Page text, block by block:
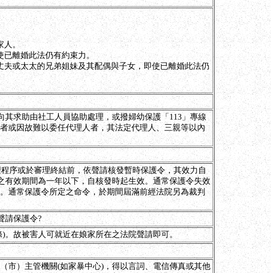
人。
已離婚此法仍有約束力。
或太太的兄弟姐妹及其配偶與子女，即使已離婚此法仍
求助由社工人員協助處理，或撥婦幼保護「113」專線
或因故難以委任代理人者，其法定代理人、三親等以內
序或於審理終結前，依聲請核發暫時保護令，其效力自
效期間為一年以下，自核發時起生效。通常保護令失效
通常保護令所定之命令，於期間屆滿前經法院另為裁判
請保護令?
故被害人可就近在娘家所在之法院聲請即可。
市）主管機關(如家暴中心)，得以言詞、電信傳真或其他